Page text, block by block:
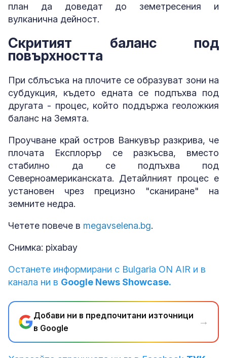
план да доведат до земетресения и
вулканична дейност.
Скритият баланс под
повърхността
При сблъсъка на плочите се образуват зони на
субдукция, където едната се подпъхва под
другата - процес, който поддържа геоложкия
баланс на Земята.
Проучване край остров Ванкувър разкрива, че
плочата Експлорър се разкъсва, вместо
стабилно да се подпъхва под
Северноамериканската. Детайлният процес е
установен чрез прецизно "сканиране" на
земните недра.
Четете повече в megavselena.bg.
Снимка: pixabay
Останете информирани с Bulgaria ON AIR и в
канала ни в Google News Showcase.
Добави ни в предпочитани източници
в Google
→